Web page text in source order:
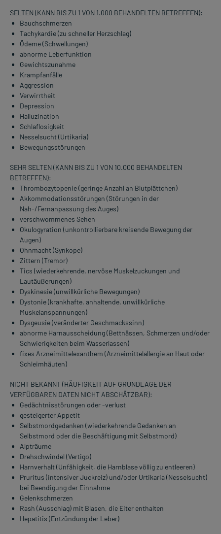
SELTEN (KANN BIS ZU 1 VON 1.000 BEHANDELTEN BETREFFEN):
Bauchschmerzen
Tachykardie (zu schneller Herzschlag)
Ödeme (Schwellungen)
abnorme Leberfunktion
Gewichtszunahme
Krampfanfälle
Aggression
Verwirrtheit
Depression
Halluzination
Schlaflosigkeit
Nesselsucht (Urtikaria)
Bewegungsstörungen
SEHR SELTEN (KANN BIS ZU 1 VON 10.000 BEHANDELTEN
BETREFFEN):
Thrombozytopenie (geringe Anzahl an Blutplättchen)
Akkommodationsstörungen (Störungen in der
Nah-/Fernanpassung des Auges)
verschwommenes Sehen
Okulogyration (unkontrollierbare kreisende Bewegung der
Augen)
Ohnmacht (Synkope)
Zittern (Tremor)
Tics (wiederkehrende, nervöse Muskelzuckungen und
Lautäußerungen)
Dyskinesie (unwillkürliche Bewegungen)
Dystonie (krankhafte, anhaltende, unwillkürliche
Muskelanspannungen)
Dysgeusie (veränderter Geschmackssinn)
abnorme Harnausscheidung (Bettnässen, Schmerzen und/oder
Schwierigkeiten beim Wasserlassen)
fixes Arzneimittelexanthem (Arzneimittelallergie an Haut oder
Schleimhäuten)
NICHT BEKANNT (HÄUFIGKEIT AUF GRUNDLAGE DER
VERFÜGBAREN DATEN NICHT ABSCHÄTZBAR):
Gedächtnisstörungen oder -verlust
gesteigerter Appetit
Selbstmordgedanken (wiederkehrende Gedanken an
Selbstmord oder die Beschäftigung mit Selbstmord)
Alpträume
Drehschwindel (Vertigo)
Harnverhalt (Unfähigkeit, die Harnblase völlig zu entleeren)
Pruritus (intensiver Juckreiz) und/oder Urtikaria (Nesselsucht)
bei Beendigung der Einnahme
Gelenkschmerzen
Rash (Ausschlag) mit Blasen, die Eiter enthalten
Hepatitis (Entzündung der Leber)